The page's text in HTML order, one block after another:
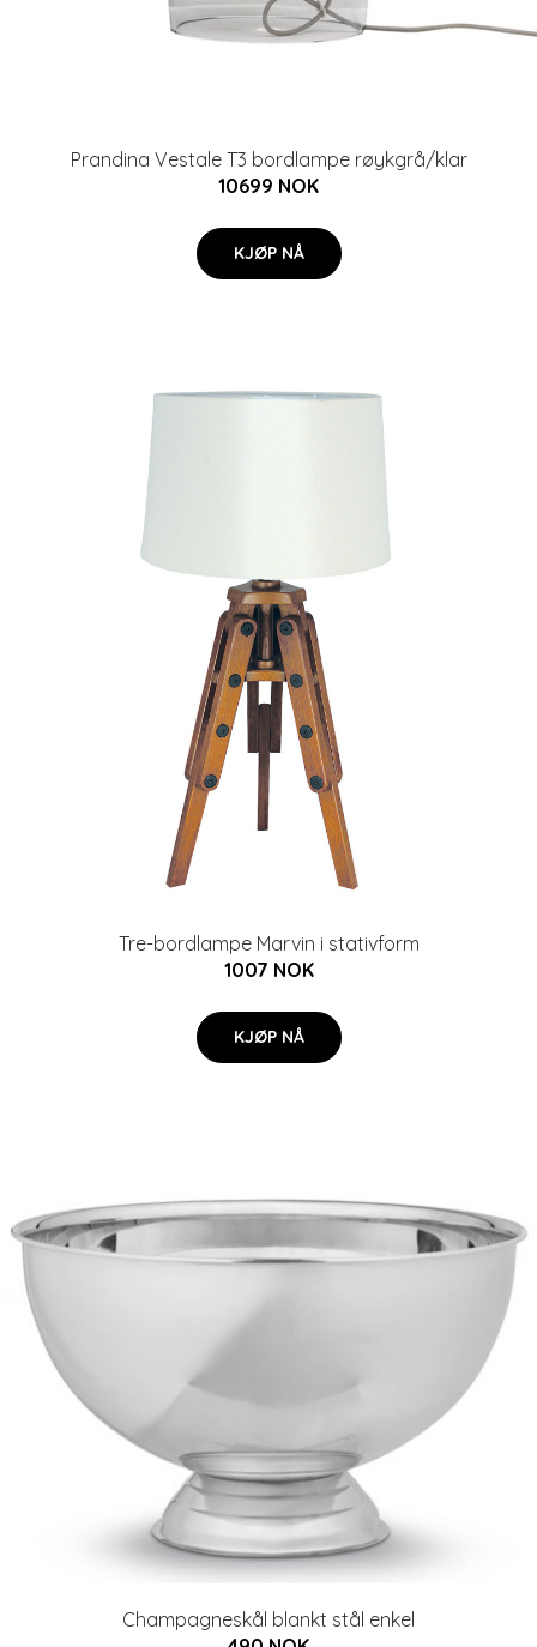
Prandina Vestale T3 bordlampe røykgrå/klar
10699 NOK
KJØP NÅ
Tre-bordlampe Marvin i stativform
1007 NOK
KJØP NÅ
Champagneskål blankt stål enkel